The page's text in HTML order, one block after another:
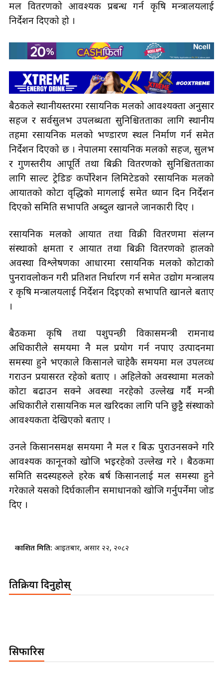
मल वितरणको आवश्यक प्रबन्ध गर्न कृषि मन्त्रालयलाई
निर्देशन दिएको हो ।
बैठकले स्थानीयस्तरमा रसायनिक मलको आवश्यक्ता अनुसार
सहज र सर्वसुलभ उपलब्धता सुनिश्चितताका लागि स्थानीय
तहमा रसायनिक मलको भण्डारण स्थल निर्माण गर्न समेत
निर्देशन दिएको छ । नेपालमा रसायनिक मलको सहज, सुलभ
र गुणस्तरीय आपूर्ति तथा बिक्री वितरणको सुनिश्चितताका
लागि साल्ट ट्रेडिङ कर्पोरेशन लिमिटेडको रसायनिक मलको
आयातको कोटा वृद्धिको मागलाई समेत ध्यान दिन निर्देशन
दिएको समिति सभापति अब्दुल खानले जानकारी दिए ।
रसायनिक मलको आयात तथा विक्री वितरणमा संलग्न
संस्थाको क्षमता र आयात तथा बिक्री वितरणको हालको
अवस्था विश्लेषणका आधारमा रसायनिक मलको कोटाको
पुनरावलोकन गरी प्रतिशत निर्धारण गर्न समेत उद्योग मन्त्रालय
र कृषि मन्त्रालयलाई निर्देशन दिइएको सभापति खानले बताए
।
बैठकमा कृषि तथा पशुपन्छी विकासमन्त्री रामनाथ
अधिकारीले समयमा नै मल प्रयोग गर्न नपाए उत्पादनमा
समस्या हुने भएकाले किसानले चाहेकै समयमा मल उपलव्ध
गराउन प्रयासरत रहेको बताए । अहिलेको अवस्थामा मलको
कोटा बढाउन सक्ने अवस्था नरहेको उल्लेख गर्दै मन्त्री
अधिकारीले रासायनिक मल खरिदका लागि पनि छुट्टै संस्थाको
आवश्यकता देखिएको बताए ।
उनले किसानसमक्ष समयमा नै मल र बिऊ पुराउनसक्ने गरि
आवश्यक कानूनको खोजि भइरहेको उल्लेख गरे । बैठकमा
समिति सदस्यहरुले हरेक बर्ष किसानलाई मल समस्या हुने
गरेकाले यसको दिर्घकालीन समाधानको खोजि गर्नुपर्नेमा जोड
दिए ।
प्रकाशित मिति: आइतबार, असार २२, २०८२
प्रतिक्रिया दिनुहोस्
सिफारिस